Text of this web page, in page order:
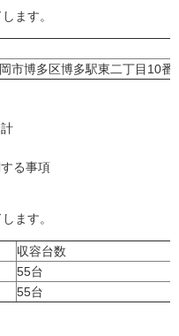
ます。
市博多区博多駅東二丁目10番
る事項
ます。
収容台数
55台
55台